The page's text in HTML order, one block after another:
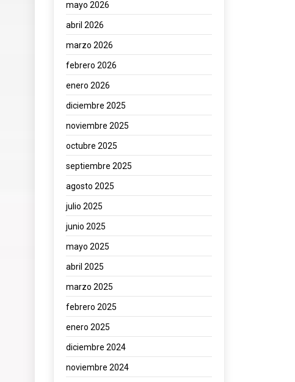
mayo 2026
abril 2026
marzo 2026
febrero 2026
enero 2026
diciembre 2025
noviembre 2025
octubre 2025
septiembre 2025
agosto 2025
julio 2025
junio 2025
mayo 2025
abril 2025
marzo 2025
febrero 2025
enero 2025
diciembre 2024
noviembre 2024